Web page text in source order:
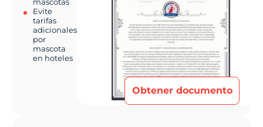
Evite
tarifas
adicionales
por
mascota
en hoteles
Obtener documento